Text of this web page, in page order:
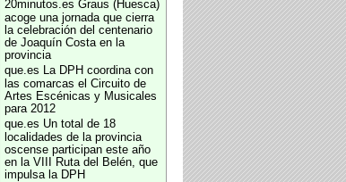
20minutos.es Graus (Huesca)
acoge una jornada que cierra
la celebración del centenario
de Joaquín Costa en la
provincia
que.es La DPH coordina con
las comarcas el Circuito de
Artes Escénicas y Musicales
para 2012
que.es Un total de 18
localidades de la provincia
oscense participan este año
en la VIII Ruta del Belén, que
impulsa la DPH